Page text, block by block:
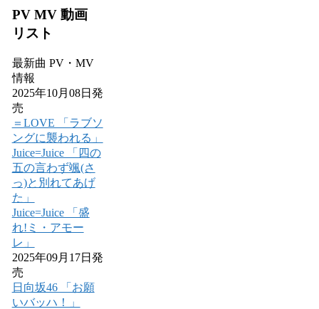
PV MV 動画
リスト
最新曲 PV・MV
情報
2025年10月08日発
売
＝LOVE 「ラブソ
ングに襲われる」
Juice=Juice 「四の
五の言わず颯(さ
っ)と別れてあげ
た」
Juice=Juice 「盛
れ!ミ・アモー
レ」
2025年09月17日発
売
日向坂46 「お願
いバッハ！」